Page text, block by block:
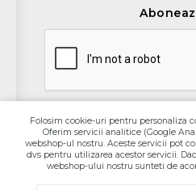
Contact
Folosim cookie-uri pentru personaliza
Oferim servicii analitice (Google
webshop-ul nostru. Aceste servicii pot
dvs pentru utilizarea acestor servicii.
webshop-ului nostru sunteti de